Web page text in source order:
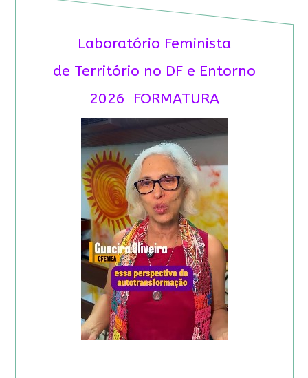
Laboratório Feminista
de Território no DF e Entorno
2026 FORMATURA